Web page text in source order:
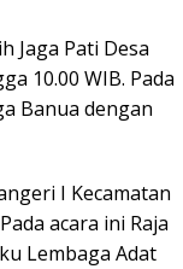
Jaga Pati Desa
10.00 WIB. Pada
Banua dengan
I Kecamatan
acara ini Raja
Lembaga Adat